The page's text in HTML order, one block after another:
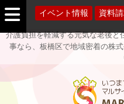
介護負担を軽減する元気な老後と
事なら、板橋区で地域密着の株
イベント情報 資料